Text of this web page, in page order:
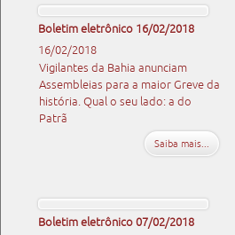
Boletim eletrônico 16/02/2018
16/02/2018
Vigilantes da Bahia anunciam
Assembleias para a maior Greve da
história. Qual o seu lado: a do
Patrã
Saiba mais...
Boletim eletrônico 07/02/2018